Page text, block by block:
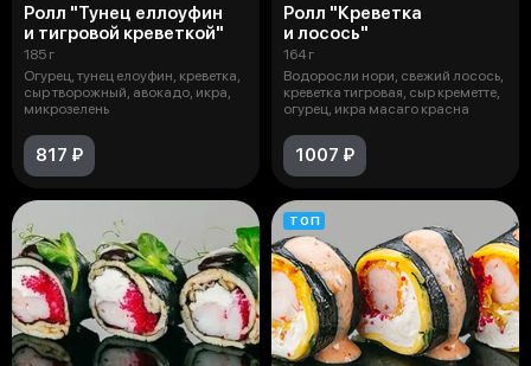
Ролл "Тунец еллоуфин
и тигровой креветкой"
185 г
Огурец, тунец елоуфин, креветка,
сыр творожный, авокадо, икра,
микрозелень
817 ₽
Ролл "Креветка
и лосось"
164 г
Водоросли нори, свежий лосось,
креветка тигровая, сыр креметте,
огурец, икра масаго красна
1007 ₽
ТОП